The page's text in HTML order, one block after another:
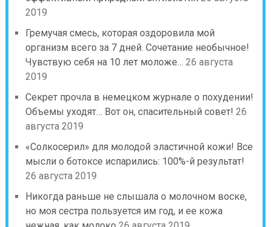
2019
Гремучая смесь, которая оздоровила мой
организм всего за 7 дней. Сочетание необычное!
Чувствую себя на 10 лет моложе… 26 августа
2019
Секрет прочла в немецком журнале о похудении!
Объемы уходят… Вот он, спасительный совет! 26
августа 2019
«Солкосерил» для молодой эластичной кожи! Все
мысли о ботоксе испарились: 100%-й результат!
26 августа 2019
Никогда раньше не слышала о молочном воске,
но моя сестра пользуется им год, и ее кожа